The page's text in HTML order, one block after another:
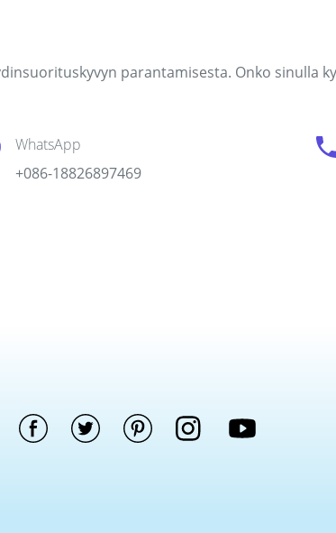
parantamisesta. Onko sinulla
WhatsApp
+086-18826897469